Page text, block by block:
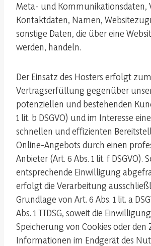
Meta- und Kommunikationsdaten,
Kontaktdaten, Namen,
sonstige Daten, die über eine
werden, handeln.
Der Einsatz des Hosters erfolgt
Vertragserfüllung gegenüber
potenziellen und bestehenden
1 lit. b DSGVO) und im Interesse
schnellen und effizienten
Online-Angebots durch einen
Anbieter (Art. 6 Abs. 1 lit. f DSGVO).
entsprechende Einwilligung
erfolgt die Verarbeitung
Grundlage von Art. 6 Abs. 1 lit. a
Abs. 1 TTDSG, soweit die
Speicherung von Cookies oder
Informationen im Endgerät des